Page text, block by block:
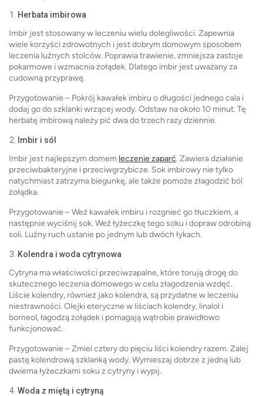
Herbata imbirowa
Imbir jest stosowany w leczeniu wielu dolegliwości. Zapewnia
wiele korzyści zdrowotnych i jest dobrym domowym sposobem
leczenia luźnych stolców. Poprawia trawienie, zmniejsza zastoje
pokarmowe i wzmacnia żołądek. Dlatego imbir jest uważany za
cudowną przyprawę.
Przygotowanie – Pokrój kawałek imbiru o długości jednego cala i
dodaj go do szklanki wrzącej wody. Odstaw na około 10 minut. Tę
herbatę imbirową należy pić dwa do trzech razy dziennie.
Imbir i sól
Imbir jest najlepszym domem leczenie zaparć. Zawiera działanie
przeciwbakteryjne i przeciwgrzybicze. Sok imbirowy nie tylko
natychmiast zatrzyma biegunkę, ale także pomoże złagodzić ból
żołądka.
Przygotowanie – Weź kawałek imbiru i rozgnieć go tłuczkiem, a
następnie wyciśnij sok. Weź łyżeczkę tego soku i dopraw odrobiną
soli. Luźny ruch ustanie po jednym lub dwóch łykach.
Kolendra i woda cytrynowa
Cytryna ma właściwości przeciwzapalne, które torują drogę do
skutecznego leczenia domowego w celu złagodzenia wzdęć.
Liście kolendry, również jako kolendra, są przydatne w leczeniu
niestrawności. Olejki eteryczne w liściach kolendry, linalol i
borneol, łagodzą żołądek i pomagają wątrobie prawidłowo
funkcjonować.
Przygotowanie – Zmiel cztery do pięciu liści kolendry razem. Zalej
pastę kolendrową szklanką wody. Wymieszaj dobrze z jedną lub
dwiema łyżeczkami soku z cytryny i wypij.
Woda z miętą i cytryną